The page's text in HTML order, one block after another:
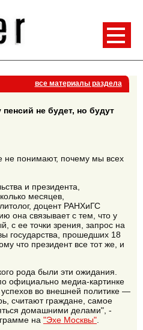
все материалы раздела
не будет, но будут
не понимают, почему мы всех
и президента,
месяцев,
доцент РАНХиГС
она связывает с тем, что у
с ее точки зрения, запрос на
государства, прошедших 18
что президент все тот же, и
рода были эти ожидания.
официально медиа-картинке
во внешней политике —
считают граждане, самое
домашними делами", -
на "Эхе Москвы"